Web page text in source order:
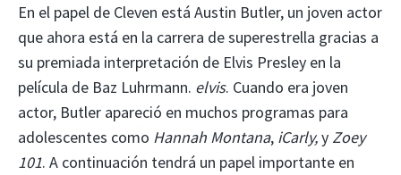
En el papel de Cleven está Austin Butler, un joven actor
que ahora está en la carrera de superestrella gracias a
su premiada interpretación de Elvis Presley en la
película de Baz Luhrmann. elvis. Cuando era joven
actor, Butler apareció en muchos programas para
adolescentes como Hannah Montana, iCarly,y Zoey
101. A continuación tendrá un papel importante en